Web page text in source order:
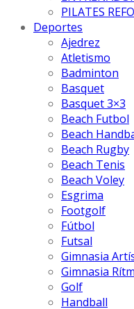
PILATES
Deportes
Ajedrez
Atletismo
Badminton
Basquet
Basquet 3×3
Beach Futbol
Beach
Beach Rugby
Beach Tenis
Beach Voley
Esgrima
Footgolf
Fútbol
Futsal
Gimnasia
Gimnasia
Golf
Handball